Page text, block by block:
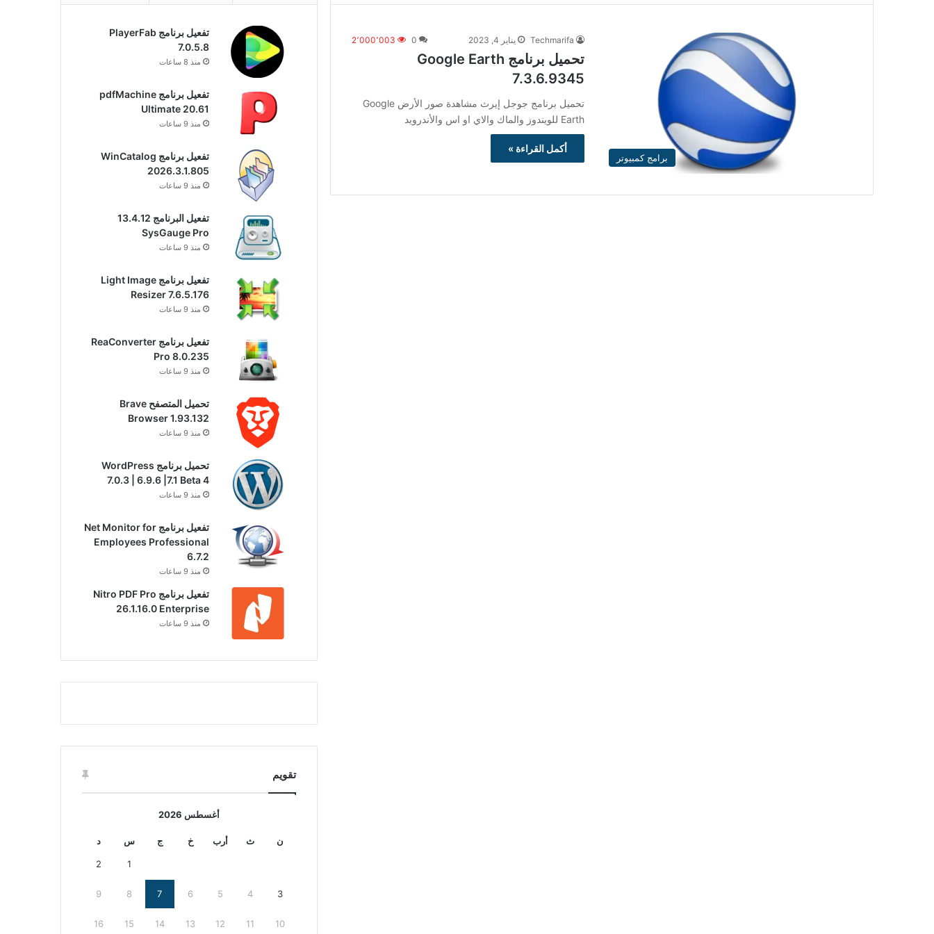
برامج كمبيوتر
Techmarifa يناير 4, 2023 0 2٬000٬003
تحميل برنامج Google Earth
7.3.6.9345
تحميل برنامج جوجل إيرث مشاهدة صور الأرض Google
Earth للويندوز والماك والاي او اس والأندرويد
أكمل القراءة »
تفعيل برنامج PlayerFab
7.0.5.8
منذ 8 ساعات
تفعيل برنامج pdfMachine
Ultimate 20.61
منذ 9 ساعات
تفعيل برنامج WinCatalog
2026.3.1.805
منذ 9 ساعات
تفعيل البرنامج 13.4.12
SysGauge Pro
منذ 9 ساعات
تفعيل برنامج Light Image
Resizer 7.6.5.176
منذ 9 ساعات
تفعيل برنامج ReaConverter
Pro 8.0.235
منذ 9 ساعات
تحميل المتصفح Brave
Browser 1.93.132
منذ 9 ساعات
تحميل برنامج WordPress
7.0.3 | 6.9.6 |7.1 Beta 4
منذ 9 ساعات
تفعيل برنامج Net Monitor for
Employees Professional
6.7.2
منذ 9 ساعات
تفعيل برنامج Nitro PDF Pro
26.1.16.0 Enterprise
منذ 9 ساعات
تقويم
أغسطس 2026
ن ث أرب خ ج س د
1
2
3
4
5
6
7
8
9
10
11
12
13
14
15
16